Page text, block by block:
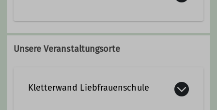
martin.romer@dav-
sigmaringen.de
Qualifikationen
Unsere Veranstaltungsorte
Kletterwand Liebfrauenschule